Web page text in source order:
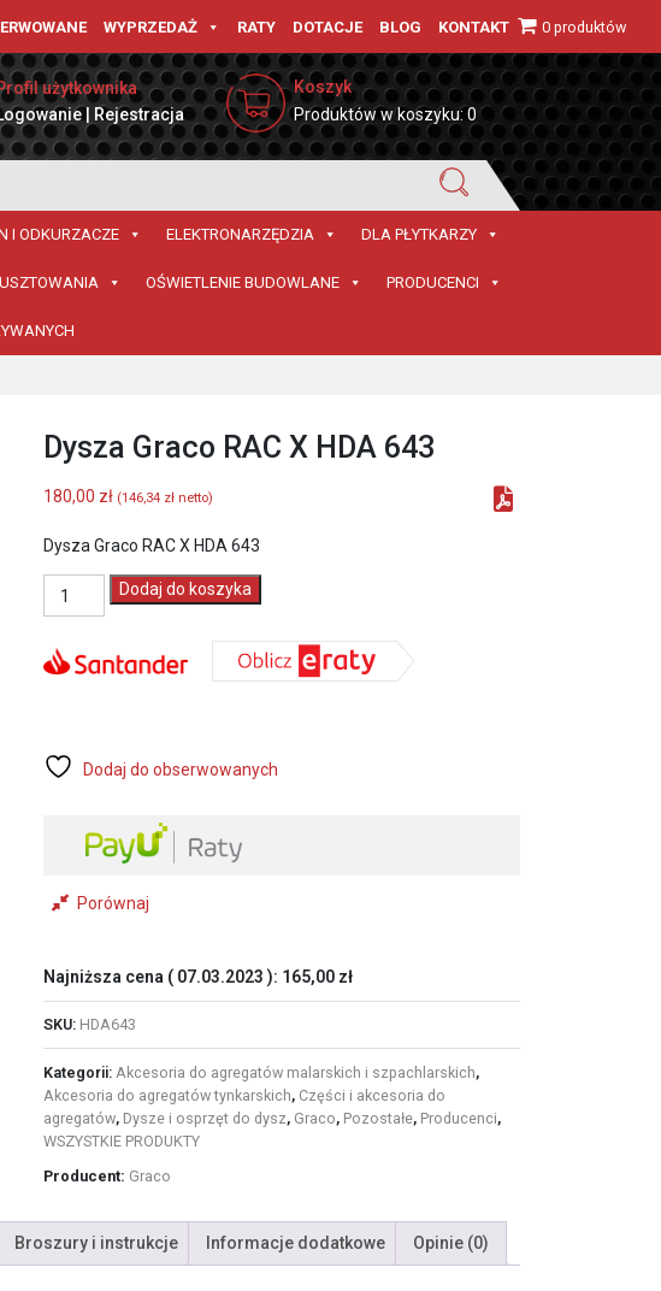
WYPRZEDAŻ RATY DOTACJE BLOG KONTAKT 0 produktów
użytkownika
| Rejestracja
Koszyk
Produktów w koszyku: 0
I ODKURZACZE ELEKTRONARZĘDZIA DLA PŁYTKARZY
OŚWIETLENIE BUDOWLANE PRODUCENCI
Dysza Graco RAC X HDA 643
180,00 zł (146,34 zł netto)
Dysza Graco RAC X HDA 643
ilość
Dysza
RAC
X
Dodaj do koszyka
Dodaj do obserwowanych
Porównaj
Najniższa cena ( 07.03.2023 ): 165,00 zł
SKU: HDA643
Kategorii: Akcesoria do agregatów malarskich i szpachlarskich,
Akcesoria do agregatów tynkarskich, Części i akcesoria do
agregatów, Dysze i osprzęt do dysz, Graco, Pozostałe, Producenci,
WSZYSTKIE PRODUKTY
Producent: Graco
Broszury i instrukcje Informacje dodatkowe Opinie (0)